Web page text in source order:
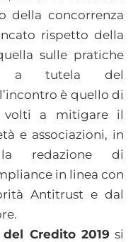
della concorrenza
rispetto della
sulle pratiche
a tutela del
è quello di
volti a mitigare il
e associazioni, in
la redazione di
in linea con
Antitrust e dal
Credito 2019si